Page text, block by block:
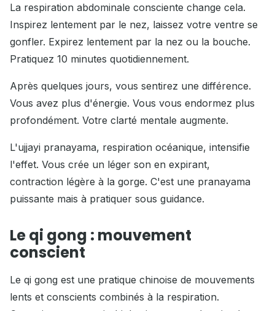
La respiration abdominale consciente change cela.
Inspirez lentement par le nez, laissez votre ventre se
gonfler. Expirez lentement par la nez ou la bouche.
Pratiquez 10 minutes quotidiennement.
Après quelques jours, vous sentirez une différence.
Vous avez plus d'énergie. Vous vous endormez plus
profondément. Votre clarté mentale augmente.
L'ujjayi pranayama, respiration océanique, intensifie
l'effet. Vous crée un léger son en expirant,
contraction légère à la gorge. C'est une pranayama
puissante mais à pratiquer sous guidance.
Le qi gong : mouvement
conscient
Le qi gong est une pratique chinoise de mouvements
lents et conscients combinés à la respiration.